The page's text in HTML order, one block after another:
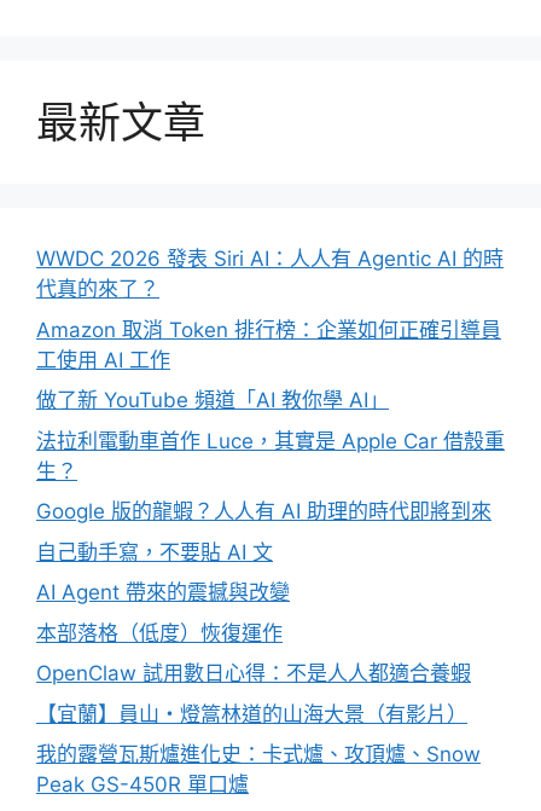
最新文章
WWDC 2026 發表 Siri AI：人人有 Agentic AI 的時
代真的來了？
Amazon 取消 Token 排行榜：企業如何正確引導員
工使用 AI 工作
做了新 YouTube 頻道「AI 教你學 AI」
法拉利電動車首作 Luce，其實是 Apple Car 借殼重
生？
Google 版的龍蝦？人人有 AI 助理的時代即將到來
自己動手寫，不要貼 AI 文
AI Agent 帶來的震撼與改變
本部落格（低度）恢復運作
OpenClaw 試用數日心得：不是人人都適合養蝦
【宜蘭】員山・燈篙林道的山海大景（有影片）
我的露營瓦斯爐進化史：卡式爐、攻頂爐、Snow
Peak GS-450R 單口爐